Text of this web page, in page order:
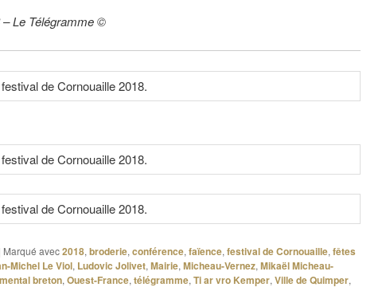
– Le Télégramme ©
Marqué avec2018, broderie, conférence, faïence, festival de Cornouaille, fêtes
Michel Le Viol, Ludovic Jolivet, Mairie, Micheau-Vernez, Mikaël Micheau-
breton, Ouest-France, télégramme, Ti ar vro Kemper, Ville de Quimper,